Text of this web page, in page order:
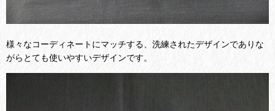
様々なコーディネートにマッチする、洗練されたデザインでありな
がらとても使いやすいデザインです。